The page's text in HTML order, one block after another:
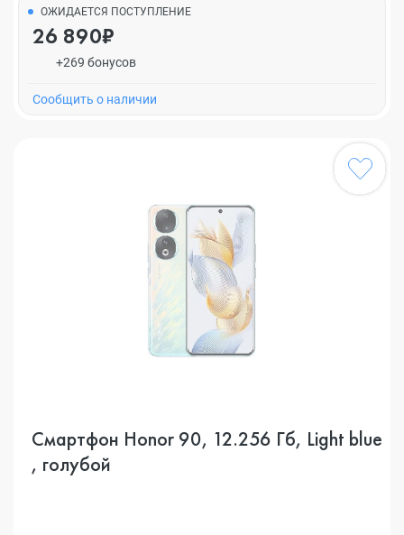
ОЖИДАЕТСЯ ПОСТУПЛЕНИЕ
26 890₽
+269 бонусов
Cообщить о наличии
Смартфон Honor 90, 12.256 Гб, Light blue
, голубой